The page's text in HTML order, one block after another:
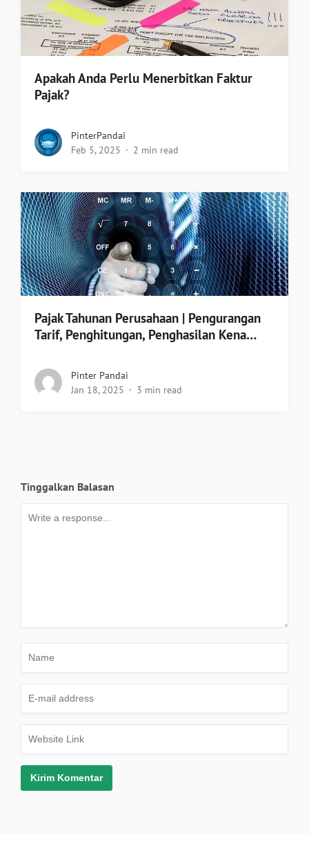
Apakah Anda Perlu Menerbitkan Faktur
Pajak?
PinterPandai
Feb 5, 2025
2 min read
Pajak Tahunan Perusahaan | Pengurangan
Tarif, Penghitungan, Penghasilan Kena…
Pinter Pandai
Jan 18, 2025
3 min read
Tinggalkan Balasan